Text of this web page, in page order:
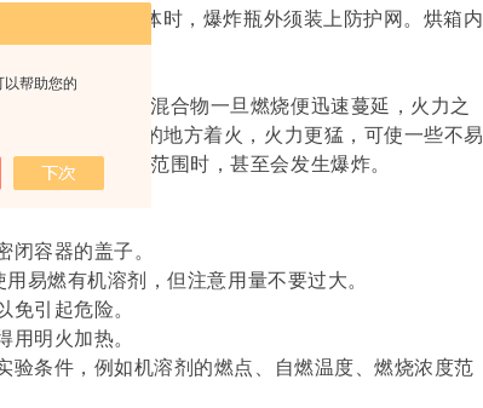
帮助您的
分析爆炸性气体时，爆炸瓶外须装上防护网。烘箱内
溶剂和空气的混合物一旦燃烧便迅速蔓延，火力之
钢瓶漏气引起)的地方着火，火力更猛，可使一些不易
到一定的浓度范围时，甚至会发生爆炸。
闭容器的盖子。
易燃有机溶剂，但注意用量不要过大。
免引起危险。
用明火加热。
验条件，例如机溶剂的燃点、自燃温度、燃烧浓度范